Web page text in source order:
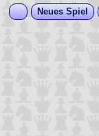
Neues Spiel